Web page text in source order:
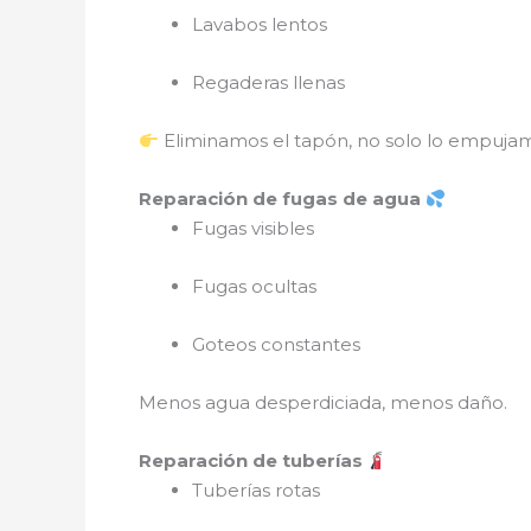
Lavabos lentos
Regaderas llenas
Eliminamos el tapón, no solo lo
Reparación de fugas de agua
Fugas visibles
Fugas ocultas
Goteos constantes
Menos agua desperdiciada, menos daño.
Reparación de tuberías
Tuberías rotas